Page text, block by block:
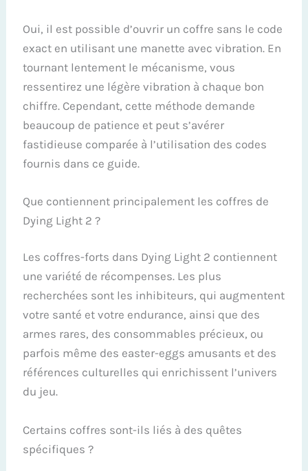
Oui, il est possible d’ouvrir un coffre sans le code
exact en utilisant une manette avec vibration. En
tournant lentement le mécanisme, vous
ressentirez une légère vibration à chaque bon
chiffre. Cependant, cette méthode demande
beaucoup de patience et peut s’avérer
fastidieuse comparée à l’utilisation des codes
fournis dans ce guide.
Que contiennent principalement les coffres de
Dying Light 2 ?
Les coffres-forts dans Dying Light 2 contiennent
une variété de récompenses. Les plus
recherchées sont les inhibiteurs, qui augmentent
votre santé et votre endurance, ainsi que des
armes rares, des consommables précieux, ou
parfois même des easter-eggs amusants et des
références culturelles qui enrichissent l’univers
du jeu.
Certains coffres sont-ils liés à des quêtes
spécifiques ?